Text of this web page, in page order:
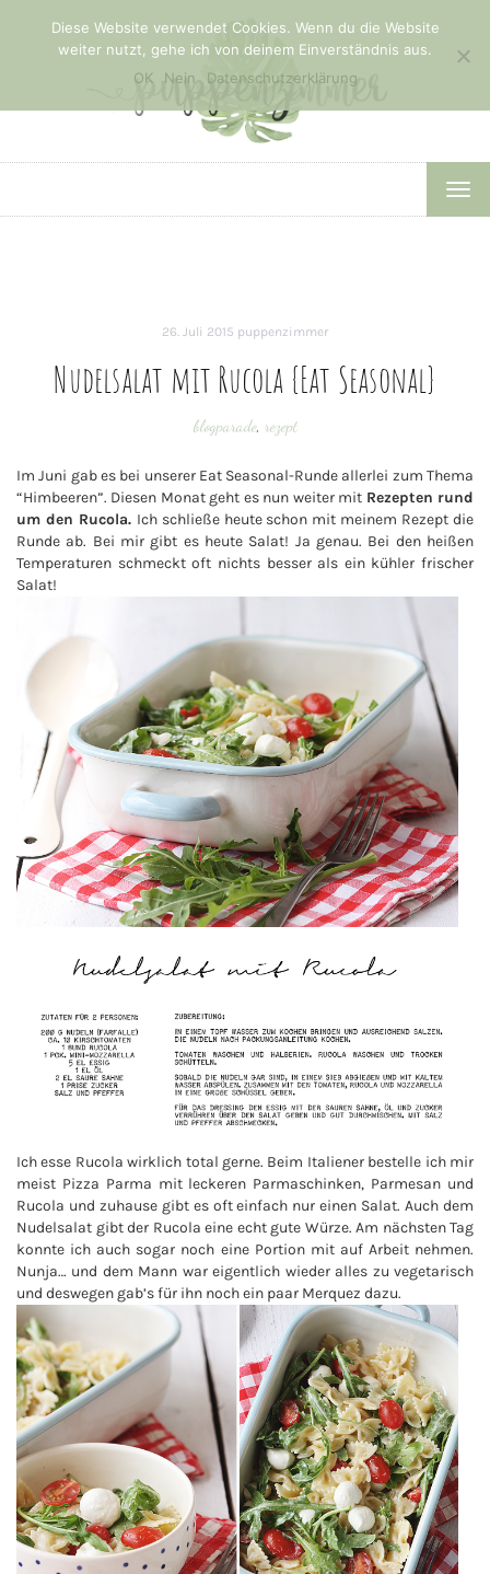
26. Juli 2015 puppenzimmer
Nudelsalat mit Rucola {Eat Seasonal}
blogparade, rezept
Im Juni gab es bei unserer Eat Seasonal-Runde allerlei zum Thema
“Himbeeren”. Diesen Monat geht es nun weiter mit Rezepten rund
um den Rucola. Ich schließe heute schon mit meinem Rezept die
Runde ab. Bei mir gibt es heute Salat! Ja genau. Bei den heißen
Temperaturen schmeckt oft nichts besser als ein kühler frischer
Salat!
Ich esse Rucola wirklich total gerne. Beim Italiener bestelle ich mir
meist Pizza Parma mit leckeren Parmaschinken, Parmesan und
Rucola und zuhause gibt es oft einfach nur einen Salat. Auch dem
Nudelsalat gibt der Rucola eine echt gute Würze. Am nächsten Tag
konnte ich auch sogar noch eine Portion mit auf Arbeit nehmen.
Nunja… und dem Mann war eigentlich wieder alles zu vegetarisch
und deswegen gab’s für ihn noch ein paar Merquez dazu.
Diese Website verwendet Cookies. Wenn du die Website
weiter nutzt, gehe ich von deinem Einverständnis aus.
OK
Nein Datenschutzerklärung